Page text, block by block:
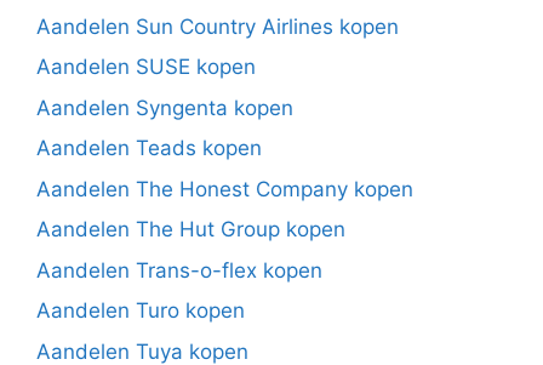
Aandelen Sun Country Airlines kopen
Aandelen SUSE kopen
Aandelen Syngenta kopen
Aandelen Teads kopen
Aandelen The Honest Company kopen
Aandelen The Hut Group kopen
Aandelen Trans-o-flex kopen
Aandelen Turo kopen
Aandelen Tuya kopen